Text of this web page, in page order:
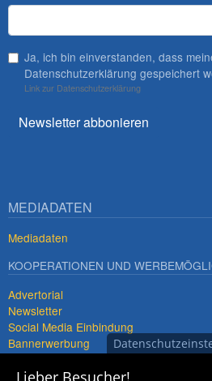
Ja, ich bin einverstanden, dass
Datenschutzerklärung gespeichert
Link zur Datenschutzerklärung
Newsletter abbonieren
MEDIADATEN
Mediadaten
KOOPERATIONEN UND
Advertorial
Newsletter
Social Media Einbindung
Bannerwerbung
Premiumdestinationen
Lieber Besucher!